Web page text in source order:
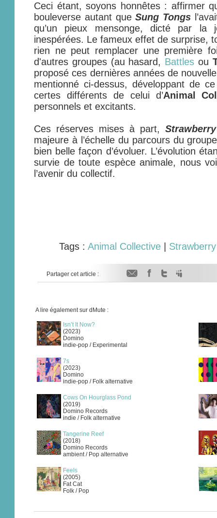
Ceci étant, soyons honnêtes : affirmer
bouleverse autant queSung Tongs
qu’un pieux mensonge, dicté par la
inespérées. Le fameux effet de surprise,
rien ne peut remplacer une première
d'autres groupes (au hasard, Battles ou
proposé ces dernières années de
mentionné ci-dessus, développant de
certes différents de celui d’Animal
personnels et excitants.
Ces réserves mises à part,
majeure à l’échelle du parcours du
bien belle façon d’évoluer. L’évolution
survie de toute espèce animale, nous
l’avenir du collectif.
Tags : Animal Collective|
Partager cet article :
A lire également sur dMute :
Isn’t It Now?
(2023)
Domino
indie-pop / Experimental
7s
(2023)
Domino
indie-pop / Folk alternative
Cows On Hourglass Pond
(2019)
Domino Records
indie / Folk alternative
Tangerine Reef
(2018)
Domino Records
ambient / Pop alternative
Feels
(2005)
Fat Cat
Folk / Pop